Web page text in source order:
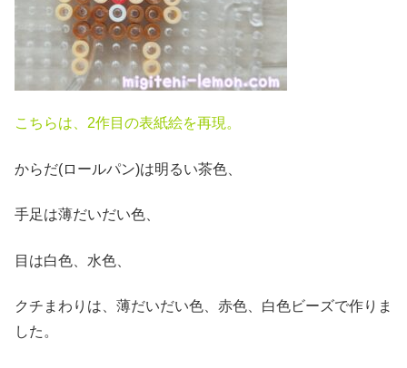
こちらは、2作目の表紙絵を再現。
からだ(ロールパン)は明るい茶色、
手足は薄だいだい色、
目は白色、水色、
クチまわりは、薄だいだい色、赤色、白色ビーズで作りま
した。